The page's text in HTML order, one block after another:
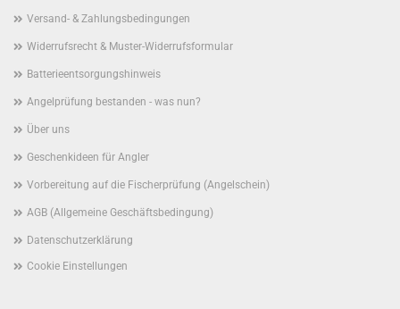
Versand- & Zahlungsbedingungen
Widerrufsrecht & Muster-Widerrufsformular
Batterieentsorgungshinweis
Angelprüfung bestanden - was nun?
Über uns
Geschenkideen für Angler
Vorbereitung auf die Fischerprüfung (Angelschein)
AGB (Allgemeine Geschäftsbedingung)
Datenschutzerklärung
Cookie Einstellungen